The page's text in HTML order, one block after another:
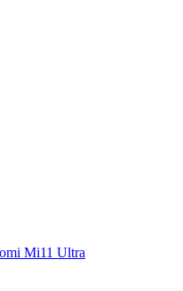
Mi11 Ultra